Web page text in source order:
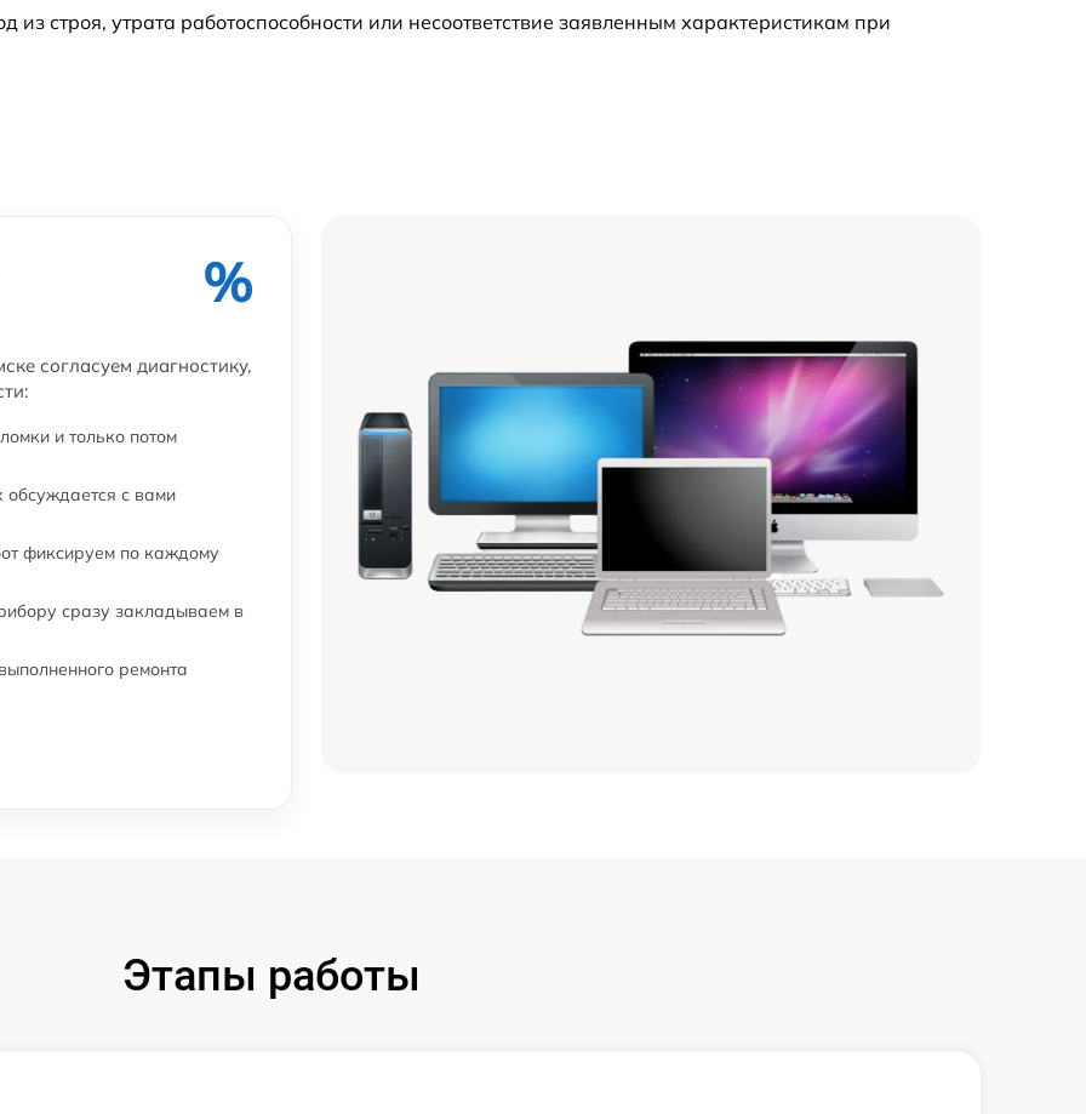
от 60 мин 500 р
строя, утрата работоспособности или несоответствие заявленным характеристикам при
%
согласуем диагностику,
и только потом
обсуждается с вами
фиксируем по каждому
сразу закладываем в
ремонта
Этапы работы